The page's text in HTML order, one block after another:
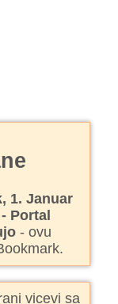
1. Januar
Portal
- ovu
vicevi sa